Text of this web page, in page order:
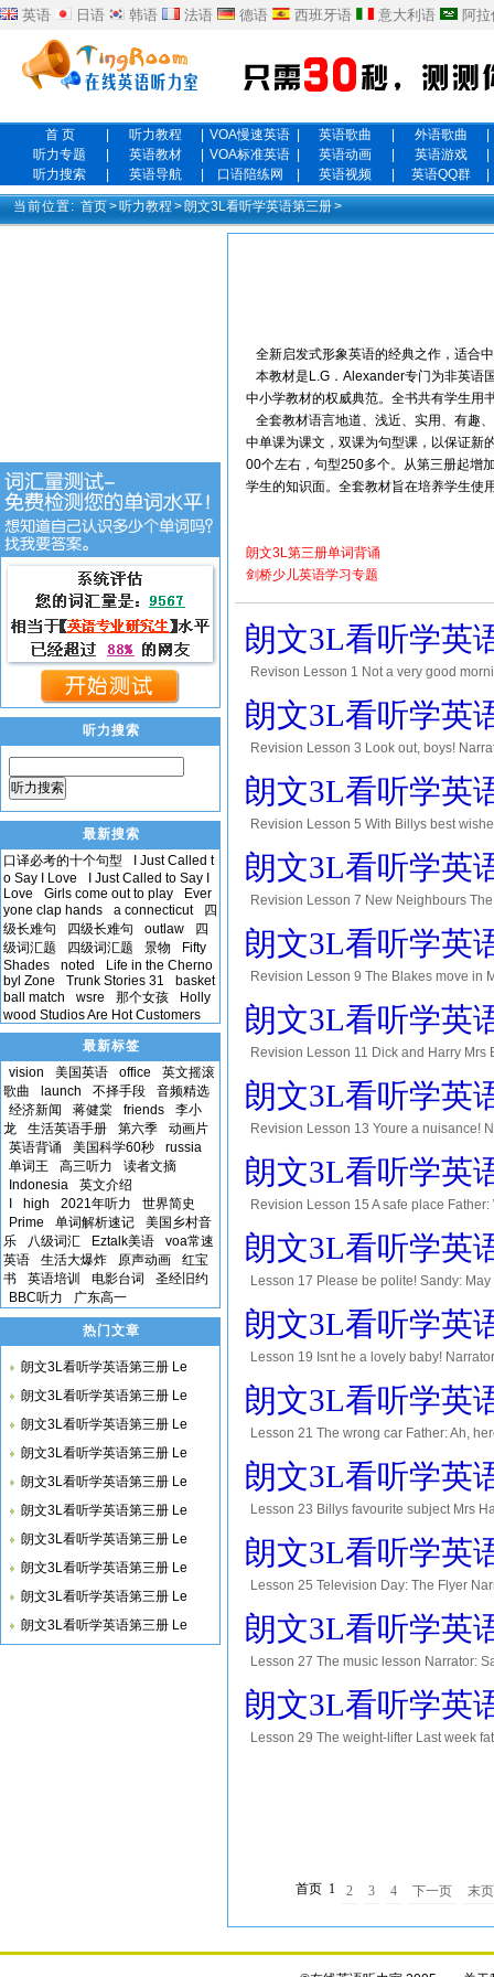
英语 日语 韩语 法语 德语 西班牙语 意大利语 阿
首 页 听力教程 VOA慢速英语 英语歌曲 外语歌曲
听力专题
英语教材 VOA标准英语 英语动画 英语游戏
听力搜索
英语导航 口语陪练网 英语视频 英语QQ群
当前位置: 首页>听力教程 >朗文3L看听学英语第三册>
全新启发式形象英语的经典之作，适合
本教材是L.G．Alexander专门为非英语
中小学教材的权威典范。全书共有学生用
全套教材语言地道、浅近、实用、有趣
中单课为课文，双课为句型课，以保证新
00个左右，句型250多个。从第三册起增
学生的知识面。全套教材旨在培养学生使
朗文3L第三册单词背诵
剑桥少儿英语学习专题
朗文3L看听学英
Revison Lesson 1 Not a very good
Father(copying
朗文3L看听学英
Revision Lesson 3 Look out, boys!
Were h
朗文3L看听学英
Revision Lesson 5 With Billys best
朗文3L看听学英
Revision Lesson 7 New Neighbours
empty
朗文3L看听学英
Revision Lesson 9 The Blakes move in
Blake
朗文3L看听学英
Revision Lesson 11 Dick and Harry
朗文3L看听学英
Revision Lesson 13 Youre a nuisance!
朗文3L看听学英
Revision Lesson 15 A safe place
朗文3L看听学英
Lesson 17 Please be polite! Sandy:
朗文3L看听学英
Lesson 19 Isnt he a lovely baby!
朗文3L看听学英
Lesson 21 The wrong car Father: Ah,
朗文3L看听学英
Lesson 23 Billys favourite subject Mrs
朗文3L看听学英
Lesson 25 Television Day: The Flyer
朗文3L看听学英
Lesson 27 The music lesson Narrator:
朗文3L看听学英
Lesson 29 The weight-lifter Last week
首页 1 2 3 4 下一页 末页
听力搜索
听力搜索
最新搜索
口译必考的十个句型
I Just Called t
o Say I Love
I Just Called to Say I
Love
Girls come out to play
Ever
yone clap hands
a connecticut
四
级长难句
四级长难句 outlaw
四
级词汇题
四级词汇题 景物
Fifty
Shades
noted
Life in the Cherno
byl Zone
Trunk Stories 31
basket
ball match
wsre 那个女孩
Holly
wood Studios Are Hot Customers
最新标签
vision
美国英语 office
英文摇滚
歌曲
launch 不择手段
音频精选
经济新闻
蒋健棠 friends
李小
龙
生活英语手册 第六季
动画片
英语背诵
美国科学60秒
russia
单词王
高三听力
读者文摘
Indonesia
英文介绍
high 2021年听力
世界简史
Prime
单词解析速记
美国乡村音
乐
八级词汇 Eztalk美语
voa常速
英语
生活大爆炸 原声动画
红宝
书
英语培训 电影台词
圣经旧约
BBC听力
广东高一
热门文章
朗文3L看听学英语第三册 Le
朗文3L看听学英语第三册 Le
朗文3L看听学英语第三册 Le
朗文3L看听学英语第三册 Le
朗文3L看听学英语第三册 Le
朗文3L看听学英语第三册 Le
朗文3L看听学英语第三册 Le
朗文3L看听学英语第三册 Le
朗文3L看听学英语第三册 Le
朗文3L看听学英语第三册 Le